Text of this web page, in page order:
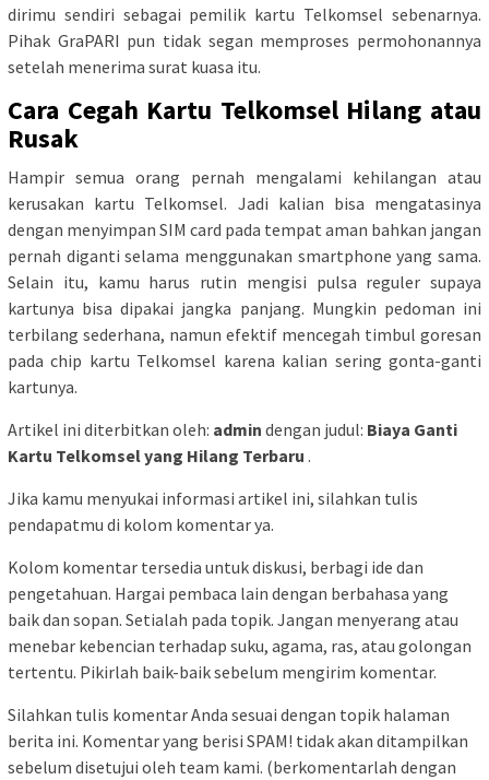
dirimu sendiri sebagai pemilik kartu Telkomsel sebenarnya.
Pihak GraPARI pun tidak segan memproses permohonannya
setelah menerima surat kuasa itu.
Cara Cegah Kartu Telkomsel Hilang atau
Rusak
Hampir semua orang pernah mengalami kehilangan atau
kerusakan kartu Telkomsel. Jadi kalian bisa mengatasinya
dengan menyimpan SIM card pada tempat aman bahkan jangan
pernah diganti selama menggunakan smartphone yang sama.
Selain itu, kamu harus rutin mengisi pulsa reguler supaya
kartunya bisa dipakai jangka panjang. Mungkin pedoman ini
terbilang sederhana, namun efektif mencegah timbul goresan
pada chip kartu Telkomsel karena kalian sering gonta-ganti
kartunya.
Artikel ini diterbitkan oleh: admin dengan judul: Biaya Ganti
Kartu Telkomsel yang Hilang Terbaru .
Jika kamu menyukai informasi artikel ini, silahkan tulis
pendapatmu di kolom komentar ya.
Kolom komentar tersedia untuk diskusi, berbagi ide dan
pengetahuan. Hargai pembaca lain dengan berbahasa yang
baik dan sopan. Setialah pada topik. Jangan menyerang atau
menebar kebencian terhadap suku, agama, ras, atau golongan
tertentu. Pikirlah baik-baik sebelum mengirim komentar.
Silahkan tulis komentar Anda sesuai dengan topik halaman
berita ini. Komentar yang berisi SPAM! tidak akan ditampilkan
sebelum disetujui oleh team kami. (berkomentarlah dengan